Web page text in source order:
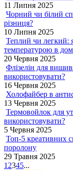
11 Липня 2025
Чорний чи білий
різниця?
10 Липня 2025
Теплий чи легкий:
температурою в
20 Червня 2025
Флізелін для
використовувати?
16 Червня 2025
Холофайбер в
13 Червня 2025
Термовойлок для
використовувати?
5 Червня 2025
Топ-5 креативних
поролону
29 Травня 2025
1 2345...